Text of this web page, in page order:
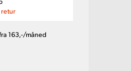
retur
163,-/måned